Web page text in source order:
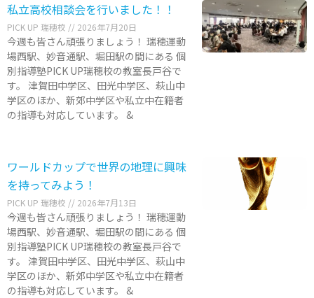
私立高校相談会を行いました！！
PICK UP 瑞穂校 2026年7月20日
今週も皆さん頑張りましょう！ 瑞穂運動
場西駅、妙音通駅、堀田駅の間にある 個
別指導塾PICK UP瑞穂校の教室長戸谷で
す。 津賀田中学区、田光中学区、萩山中
学区のほか、新郊中学区や私立中在籍者
の指導も対応しています。 &
ワールドカップで世界の地理に興味
を持ってみよう！
PICK UP 瑞穂校 2026年7月13日
今週も皆さん頑張りましょう！ 瑞穂運動
場西駅、妙音通駅、堀田駅の間にある 個
別指導塾PICK UP瑞穂校の教室長戸谷で
す。 津賀田中学区、田光中学区、萩山中
学区のほか、新郊中学区や私立中在籍者
の指導も対応しています。 &